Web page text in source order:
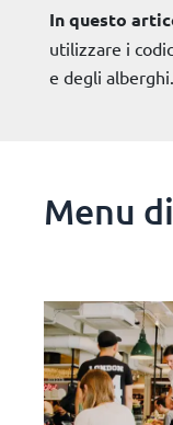
In questo
utilizzare i
e degli alberghi.
Menu